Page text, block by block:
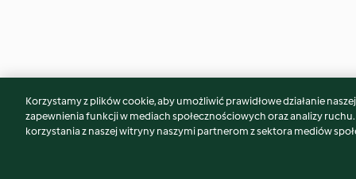
Może spodoba Ci się również...
Korzystamy z plików cookie, aby umożliwić prawidłowe działanie
zapewnienia funkcji w mediach społecznościowych oraz analizy
korzystania z naszej witryny naszymi partnerom z sektora mediów